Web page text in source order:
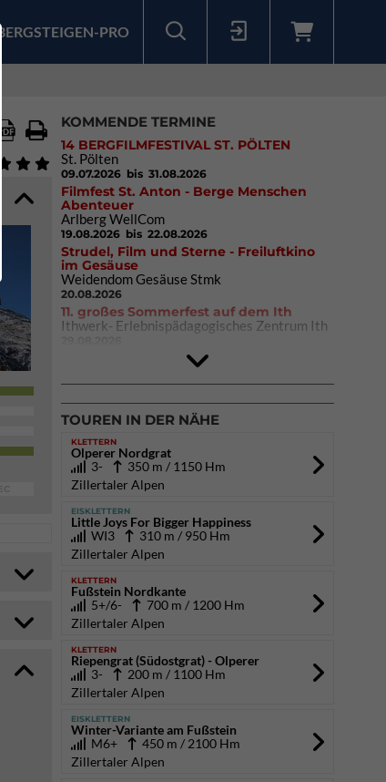
BERGSTEIGEN-PRO
KOMMENDE TERMINE
14 BERGFILMFESTIVAL ST. PÖLTEN
St. Pölten
09.07.2026 bis 31.08.2026
Filmfest St. Anton - Berge Menschen
Abenteuer
Arlberg WellCom
19.08.2026 bis 22.08.2026
Strudel, Film und Sterne - Freiluftkino
im Gesäuse
Weidendom Gesäuse Stmk
20.08.2026
11. großes Sommerfest auf dem Ith
Ithwerk- Erlebnispädagogisches Zentrum Ith
DAV Kletter- & Boulderzentrum München
Süd (Thalkirchen)
TOUREN IN DER NÄHE
KLETTERN
Olperer Nordgrat
3-
350 m / 1150 Hm
Zillertaler Alpen
EISKLETTERN
Little Joys For Bigger Happiness
WI3
310 m / 950 Hm
Zillertaler Alpen
KLETTERN
Fußstein Nordkante
5+/6-
700 m / 1200 Hm
Zillertaler Alpen
KLETTERN
Riepengrat (Südostgrat) - Olperer
3-
200 m / 1100 Hm
Zillertaler Alpen
EISKLETTERN
Winter-Variante am Fußstein
M6+
450 m / 2100 Hm
Zillertaler Alpen